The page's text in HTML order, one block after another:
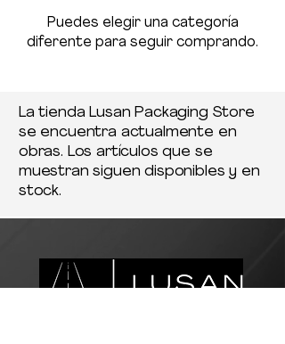
Puedes elegir una categoría
diferente para seguir comprando.
La tienda Lusan Packaging Store
se encuentra actualmente en
obras. Los artículos que se
muestran siguen disponibles y en
stock.